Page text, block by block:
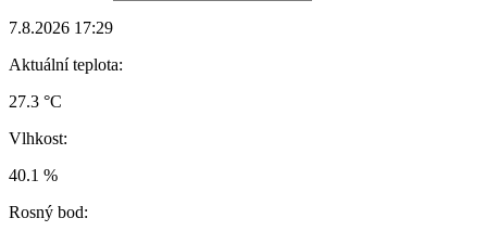
7.8.2026 17:29
Aktuální teplota:
27.3 °C
Vlhkost:
40.1 %
Rosný bod: